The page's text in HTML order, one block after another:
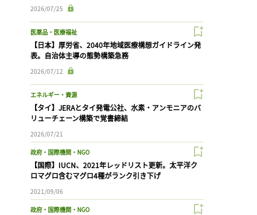
2026/07/25
医薬品・医療福祉
【日本】厚労省、2040年地域医療構想ガイドライン発
表。自治体主導の態勢構築急務
2026/07/12
エネルギー・資源
【タイ】JERAとタイ発電公社、水素・アンモニアのバ
リューチェーン構築で覚書締結
2026/07/21
政府・国際機関・NGO
【国際】IUCN、2021年レッドリスト更新。太平洋ク
ロマグロ含むマグロ4種がランク引き下げ
2021/09/06
政府・国際機関・NGO